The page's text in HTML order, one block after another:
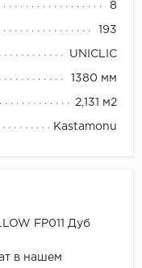
8
193
UNICLIC
1380 мм
2,131 м2
Kastamonu
FP011 Дуб
в нашем